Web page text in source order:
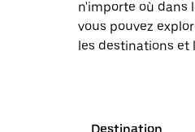
n'importe où dans
vous pouvez
les destinations et